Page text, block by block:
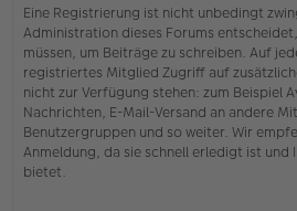
Eine Registrierung ist nicht unbedingt
Administration dieses Forums
müssen, um Beiträge zu schreiben. Auf
registriertes Mitglied Zugriff auf
nicht zur Verfügung stehen: zum Beispiel
Nachrichten, E-Mail-Versand an andere
Benutzergruppen und so weiter. Wir
Anmeldung, da sie schnell erledigt ist und
bietet.